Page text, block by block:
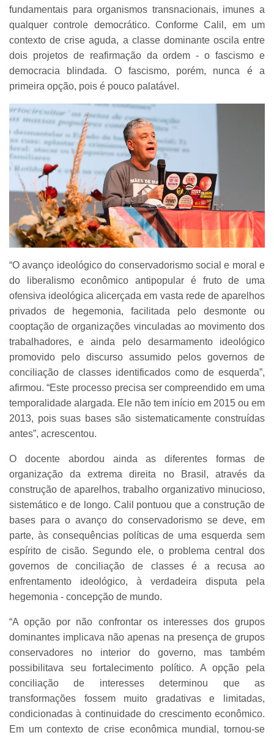
fundamentais para organismos transnacionais, imunes a
qualquer controle democrático. Conforme Calil, em um
contexto de crise aguda, a classe dominante oscila entre
dois projetos de reafirmação da ordem - o fascismo e
democracia blindada. O fascismo, porém, nunca é a
primeira opção, pois é pouco palatável.
“O avanço ideológico do conservadorismo social e moral e
do liberalismo econômico antipopular é fruto de uma
ofensiva ideológica alicerçada em vasta rede de aparelhos
privados de hegemonia, facilitada pelo desmonte ou
cooptação de organizações vinculadas ao movimento dos
trabalhadores, e ainda pelo desarmamento ideológico
promovido pelo discurso assumido pelos governos de
conciliação de classes identificados como de esquerda”,
afirmou. “Este processo precisa ser compreendido em uma
temporalidade alargada. Ele não tem início em 2015 ou em
2013, pois suas bases são sistematicamente construídas
antes”, acrescentou.
O docente abordou ainda as diferentes formas de
organização da extrema direita no Brasil, através da
construção de aparelhos, trabalho organizativo minucioso,
sistemático e de longo. Calil pontuou que a construção de
bases para o avanço do conservadorismo se deve, em
parte, às consequências políticas de uma esquerda sem
espírito de cisão. Segundo ele, o problema central dos
governos de conciliação de classes é a recusa ao
enfrentamento ideológico, à verdadeira disputa pela
hegemonia - concepção de mundo.
“A opção por não confrontar os interesses dos grupos
dominantes implicava não apenas na presença de grupos
conservadores no interior do governo, mas também
possibilitava seu fortalecimento político. A opção pela
conciliação de interesses determinou que as
transformações fossem muito gradativas e limitadas,
condicionadas à continuidade do crescimento econômico.
Em um contexto de crise econômica mundial, tornou-se